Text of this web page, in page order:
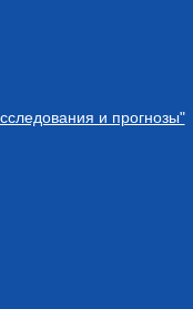
и прогнозы"